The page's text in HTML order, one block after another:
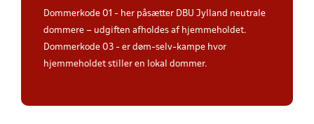
Dommerkode 01 - her påsætter DBU Jylland neutrale
dommere – udgiften afholdes af hjemmeholdet.
Dommerkode 03 - er døm-selv-kampe hvor
hjemmeholdet stiller en lokal dommer.